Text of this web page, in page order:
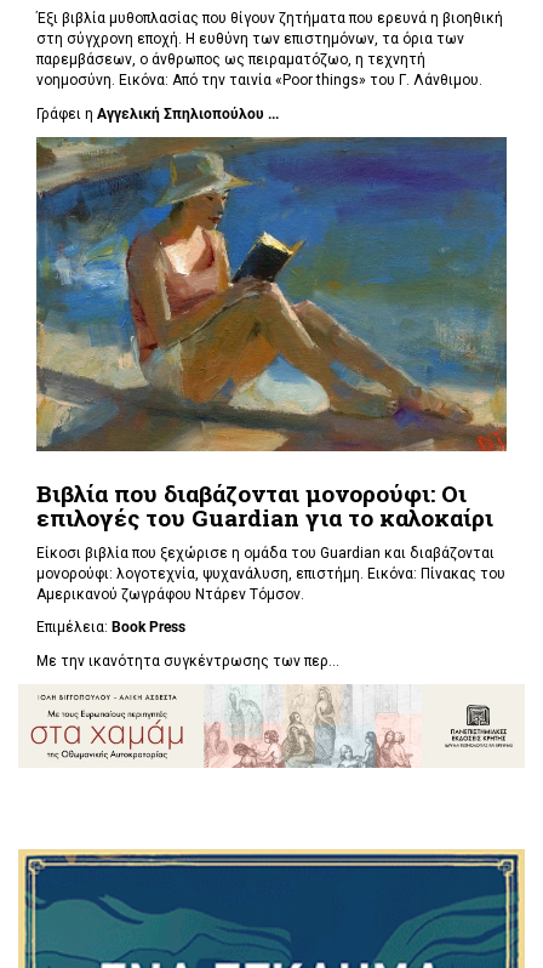
Έξι βιβλία μυθοπλασίας που θίγουν ζητήματα που ερευνά η βιοηθική
στη σύγχρονη εποχή. Η ευθύνη των επιστημόνων, τα όρια των
παρεμβάσεων, ο άνθρωπος ως πειραματόζωο, η τεχνητή
νοημοσύνη. Εικόνα: Από την ταινία «Poor things» του Γ. Λάνθιμου.
Γράφει η Αγγελική Σπηλιοπούλου ...
Βιβλία που διαβάζονται μονορούφι: Οι
επιλογές του Guardian για το καλοκαίρι
Είκοσι βιβλία που ξεχώρισε η ομάδα του Guardian και διαβάζονται
μονορούφι: λογοτεχνία, ψυχανάλυση, επιστήμη. Εικόνα: Πίνακας του
Αμερικανού ζωγράφου Ντάρεν Τόμσον.
Επιμέλεια: Book Press
Με την ικανότητα συγκέντρωσης των περ...